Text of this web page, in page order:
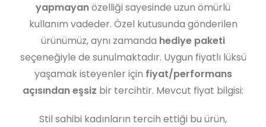
yapmayanözelliği sayesinde uzun ömürlü
kullanım vadeder. Özel kutusunda gönderilen
ürünümüz, aynı zamanda hediye paketi
seçeneğiyle de sunulmaktadır. Uygun fiyatlı lüksü
yaşamak isteyenler için fiyat/performans
açısından eşsiz bir tercihtir. Mevcut fiyat bilgisi:
Stil sahibi kadınların tercih ettiği bu ürün,